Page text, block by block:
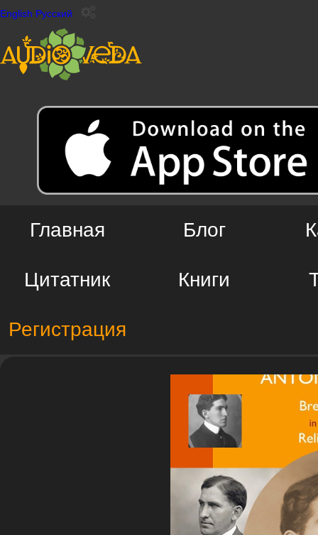
English Русский
Главная Блог
Цитатник Книги
Регистрация